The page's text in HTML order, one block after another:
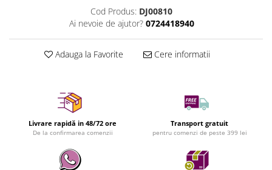
Cod Produs: DJ00810
Ai nevoie de ajutor? 0724418940
Adauga la Favorite Cere informatii
Livrare rapidă in 48/72 ore
De la confirmarea comenzii
Transport gratuit
pentru comenzi de peste 399 lei